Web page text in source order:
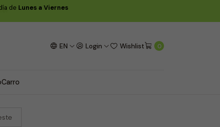
EN Login Wishlist 0
Carro
de Lunes a Viernes
Absorbente 38 x 38